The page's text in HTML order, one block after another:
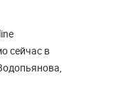
сейчас в